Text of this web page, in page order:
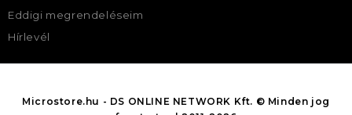
Eddigi megrendeléseim
Hírlevél
Microstore.hu - DS ONLINE NETWORK Kft. © Minden jog